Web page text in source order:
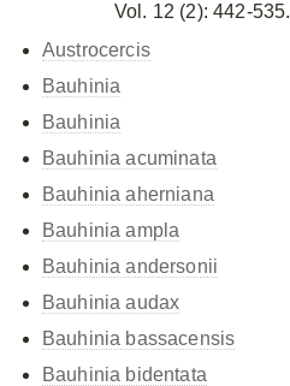
Vol. 12 (2): 442-535.
Austrocercis
Bauhinia
Bauhinia
Bauhinia acuminata
Bauhinia aherniana
Bauhinia ampla
Bauhinia andersonii
Bauhinia audax
Bauhinia bassacensis
Bauhinia bidentata